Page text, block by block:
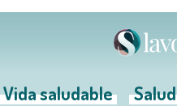
Vida saludable